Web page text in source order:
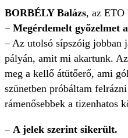
BORBÉLY Balázs, az ETO
– Megérdemelt győzelmet
– Az utolsó sípszóig jobban
pályán, amit mi akartunk.
meg a kellő átütőerő, ami
szünetben próbáltam
rámenősebbek a tizenhatos
– A jelek szerint sikerült.